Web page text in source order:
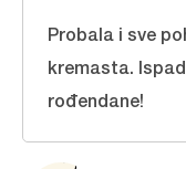
Probala i sve
kremasta.
rođendane!